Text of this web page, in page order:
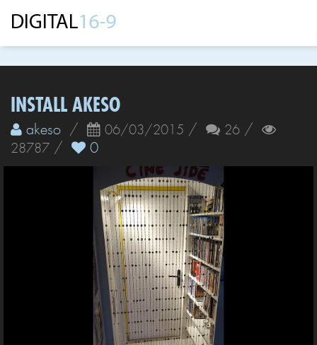
INSTALL AKESO
akeso / 06/03/2015 / 26 /
28787 / 0